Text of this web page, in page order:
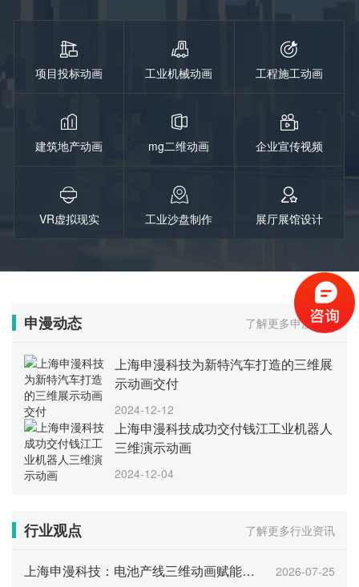
项目投标动画 工业机械动画 工程施工动画
建筑地产动画 mg二维动画 企业宣传视频
VR虚拟现实 工业沙盘制作 展厅展馆设计
申漫动态 了解更多申漫动态
上海申漫科技为新特汽车打造的三维展
示动画交付
2024-12-12
上海申漫科技成功交付钱江工业机器人
三维演示动画
2024-12-04
行业观点 了解更多行业资讯
上海申漫科技：电池产线三维动画赋能产业招商 2026-07-25